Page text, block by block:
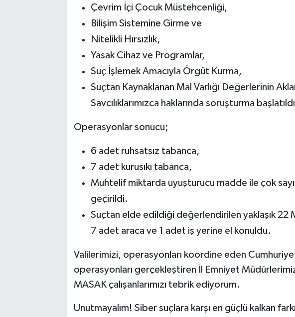
Çevrim İçi Çocuk Müstehcenliği,
Bilişim Sistemine Girme ve
Nitelikli Hırsızlık,
Yasak Cihaz ve Programlar,
Suç İşlemek Amacıyla Örgüt Kurma,
Suçtan Kaynaklanan Mal Varlığı Değerlerinin
Savcılıklarımızca haklarında soruşturma
Operasyonlar sonucu;
6 adet ruhsatsız tabanca,
7 adet kurusıkı tabanca,
Muhtelif miktarda uyuşturucu madde ile çok
geçirildi.
Suçtan elde edildiği değerlendirilen yaklaşık
7 adet araca ve 1 adet iş yerine el konuldu.
Valilerimizi, operasyonları koordine eden Cumhuriyet
operasyonları gerçekleştiren İl Emniyet
MASAK çalışanlarımızı tebrik ediyorum.
Unutmayalım! Siber suçlara karşı en güçlü kalkan